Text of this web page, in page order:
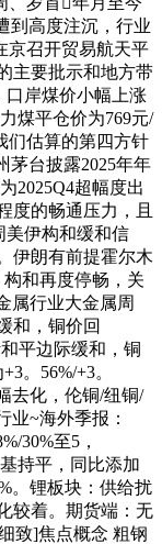
到高度注沉，行业
京召开贸易航天平
主要批示和地方带
口岸煤价小幅上涨
煤平仓价为769元/
们估算的第四方针
茅台披露2025年年
2025Q4超幅度出
度的畅通压力，且
美伊构和缓和信
伊朗有前提霍尔木
和再度停畅，关
属行业大金属周
和，铜价回
平边际缓和，铜
。56%/+3。
去化，伦铜/纽铜/
业~海外季报：
30%至5，
持平，同比添加
。锂板块：供给扰
较着。期货端：无
致]焦点概念 粗钢